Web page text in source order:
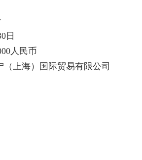
日
人民币
（上海）国际贸易有限公司